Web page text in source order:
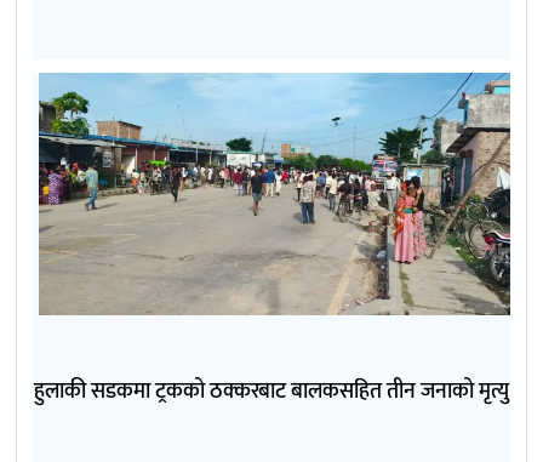
हुलाकी सडकमा ट्रकको ठक्करबाट बालकसहित तीन जनाको मृत्यु